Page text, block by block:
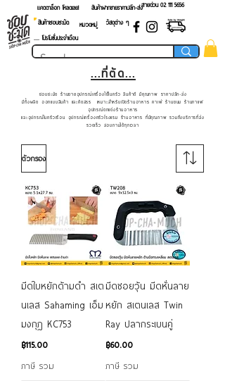
แคตตาล็อก โหลดเลย! สายด่วน 02 ​111 5656
สินค้าฝากขายราคาปลีก-ส่ง
สินค้าชอบชะมัด
หมวดหมู่
วัสดุต่าง ๆ
.... โปรโมชั่นประจำเดือน
...ที่ตัด...
ชอบชะมัด ร้านขายอุปกรณ์เครื่องใช้ในครัว สินค้าดี มีคุณภาพ ราคาปลีก-ส่ง
มีทั้งผลิต ออกแบบสินค้า และคัดสรร เหมาะสำหรับเปิดร้านอาหาร คาเฟ่ ร้านขนม ร้านกาแฟ
อุปกรณ์ตกแต่งร้านอาหาร
และอุปกรณ์ในครัวเรือน อุปกรณ์เครื่องครัวโรงแรม ร้านอาหาร ที่มีคุณภาพ รวมถึงบริการที่ส่ง
รวดเร็ว สอบถามได้ทุกเวลา
ตัวกรอง
มีดใบหยักด้ามดำ สเต
นเลส Sahaming เอ็ม
มงกุฎ KC753
ราคา
฿115.00
ภาษี รวม
มีดซอยวุ้น มีดหั่นลาย
หยัก สเตนเลส Twin
Ray ปลากระเบนคู่
ราคา
฿60.00
ภาษี รวม